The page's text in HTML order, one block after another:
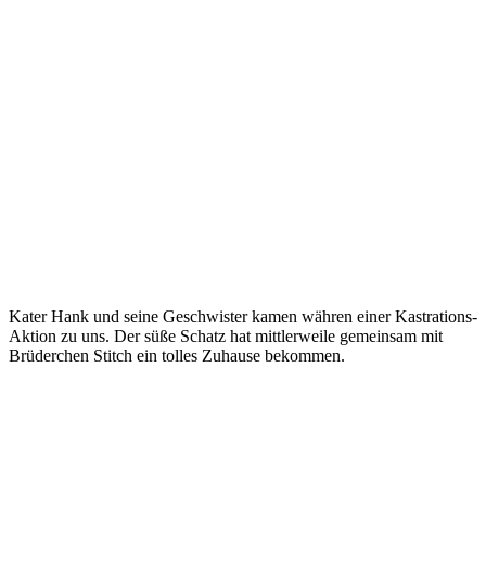
Kater Hank und seine Geschwister kamen währen einer Kastrations-
Aktion zu uns. Der süße Schatz hat mittlerweile gemeinsam mit
Brüderchen Stitch ein tolles Zuhause bekommen.